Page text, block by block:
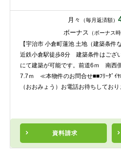
月々 （毎月返済額）
ボーナス （ボーナス
資料請求
【宇治市 小倉町蓮池 土地（建築条件
近鉄小倉駅徒歩8分 建築条件はござ
にて建築が可能です。前道6ｍ 南西
7.7ｍ ≪本物件のお問合せ■■ﾌﾘｰﾀﾞｲﾔ
（おおみょう）お電話お待ちしてお